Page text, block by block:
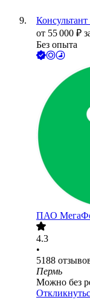
Консультант
от 55 000 ₽
Без опыта
ПАО
4.3
•
5188
Пермь
Можно без